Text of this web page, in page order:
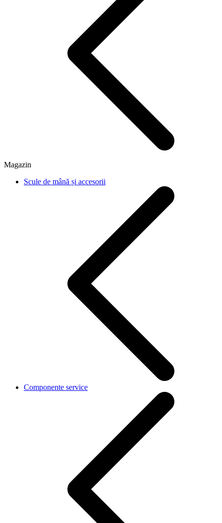
Magazin
Scule de mână și accesorii
Componente service